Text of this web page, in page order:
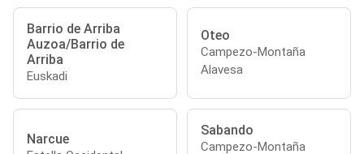
Barrio de Arriba
Auzoa/Barrio de
Arriba
Euskadi
Oteo
Campezo-Montaña
Alavesa
Narcue
Sabando
Campezo-Montaña